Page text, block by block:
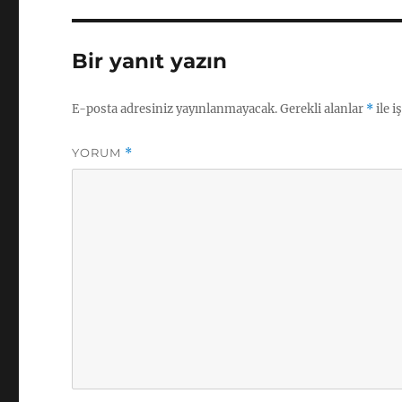
Bir yanıt yazın
E-posta adresiniz yayınlanmayacak.Gerekli alanlar *ile
YORUM *